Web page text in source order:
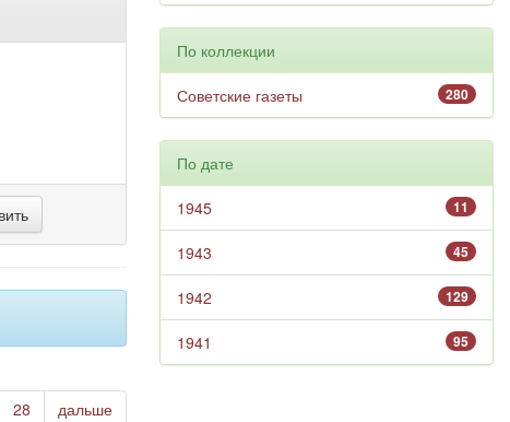
28 дальше
По коллекции
280
Советские газеты
По дате
11
1945
45
1943
129
1942
95
1941